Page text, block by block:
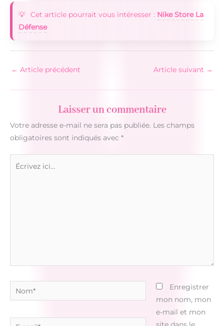
Cet article pourrait vous intéresser : Nike Store La
Défense
← Article précédent Article suivant →
Laisser un commentaire
Votre adresse e-mail ne sera pas publiée. Les champs
obligatoires sont indiqués avec *
Nom*
E-
Enregistrer
mon nom, mon
e-mail et mon